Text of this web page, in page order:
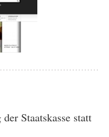
Staatskasse statt